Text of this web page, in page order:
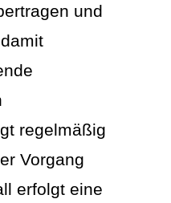
und
regelmäßig
Vorgang
erfolgt eine